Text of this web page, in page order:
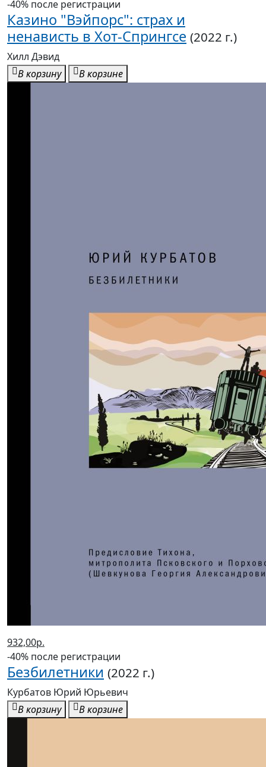
-40% после регистрации
Казино "Вэйпорс": страх и
ненависть в Хот-Спрингсе (2022 г.)
Хилл Дэвид
В корзину
В корзине
932,00р.
-40% после регистрации
Безбилетники (2022 г.)
Курбатов Юрий Юрьевич
В корзину
В корзине